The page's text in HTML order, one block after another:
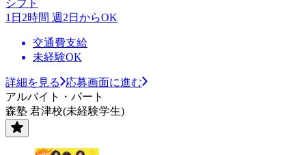
シフト
1日2時間 週2日からOK
交通費支給
未経験OK
詳細を見る
応募画面に進む
アルバイト・パート
森塾 君津校(未経験学生)